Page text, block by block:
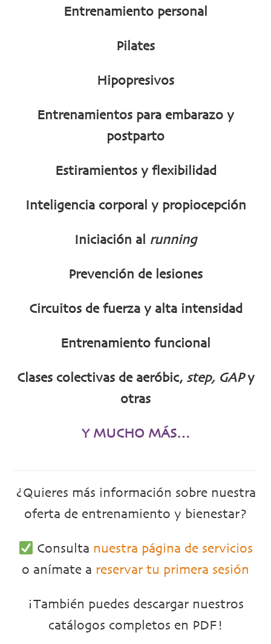
Entrenamiento personal
Pilates
Hipopresivos
Entrenamientos para embarazo y
postparto
Estiramientos y flexibilidad
Inteligencia corporal y propiocepción
Iniciación al running
Prevención de lesiones
Circuitos de fuerza y alta intensidad
Entrenamiento funcional
Clases colectivas de aeróbic, step, GAPy
otras
Y MUCHO MÁS…
¿Quieres más información sobre nuestra
oferta de entrenamiento y bienestar?
Consulta nuestra página de servicios
o anímate a reservar tu primera sesión
¡También puedes descargar nuestros
catálogos completos en PDF!